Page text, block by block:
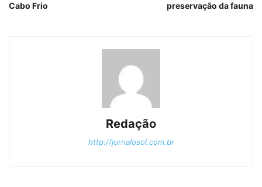
Cabo Frio
preservação da fauna
Redação
http://jornalosol.com.br